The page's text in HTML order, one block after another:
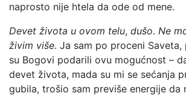
naprosto nije htela da ode od mene.
Devet života u ovom telu, dušo. Ne
živim više. Ja sam po proceni
su Bogovi podarili ovu mogućnost –
devet života, mada su mi se sećanja
gubila, trošio sam previše energije da